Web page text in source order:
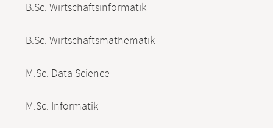
B.Sc. Wirtschaftsinformatik
B.Sc. Wirtschaftsmathematik
M.Sc. Data Science
M.Sc. Informatik